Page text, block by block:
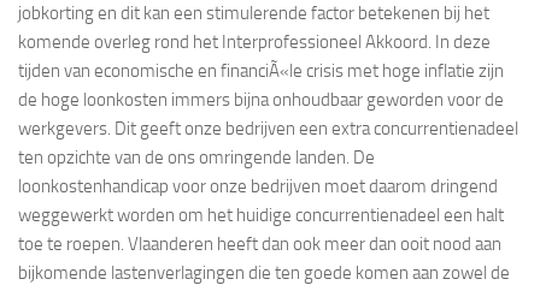
jobkorting en dit kan een stimulerende factor betekenen bij het
komende overleg rond het Interprofessioneel Akkoord. In deze
tijden van economische en financiÃ«le crisis met hoge inflatie zijn
de hoge loonkosten immers bijna onhoudbaar geworden voor de
werkgevers. Dit geeft onze bedrijven een extra concurrentienadeel
ten opzichte van de ons omringende landen. De
loonkostenhandicap voor onze bedrijven moet daarom dringend
weggewerkt worden om het huidige concurrentienadeel een halt
toe te roepen. Vlaanderen heeft dan ook meer dan ooit nood aan
bijkomende lastenverlagingen die ten goede komen aan zowel de